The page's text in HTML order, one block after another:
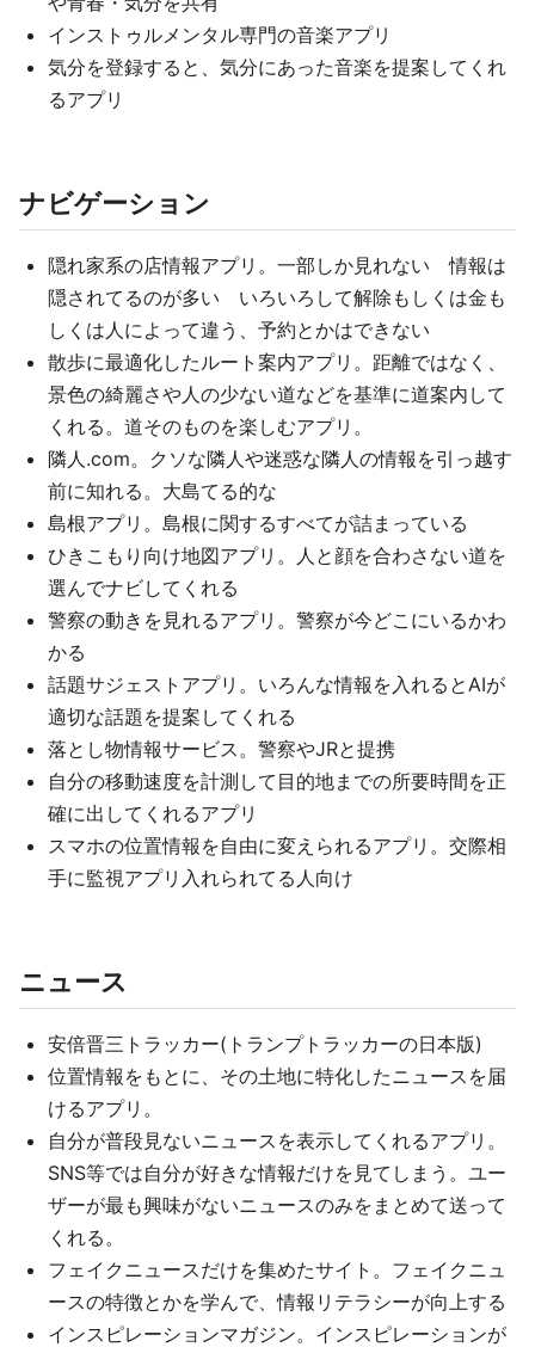
インストゥルメンタル専門の音楽アプリ
気分を登録すると、気分にあった音楽を提案してくれ
るアプリ
ナビゲーション
隠れ家系の店情報アプリ。一部しか見れない 情報は
隠されてるのが多い いろいろして解除もしくは金も
しくは人によって違う、予約とかはできない
散歩に最適化したルート案内アプリ。距離ではなく、
景色の綺麗さや人の少ない道などを基準に道案内して
くれる。道そのものを楽しむアプリ。
隣人.com。クソな隣人や迷惑な隣人の情報を引っ越す
前に知れる。大島てる的な
島根アプリ。島根に関するすべてが詰まっている
ひきこもり向け地図アプリ。人と顔を合わさない道を
選んでナビしてくれる
警察の動きを見れるアプリ。警察が今どこにいるかわ
かる
話題サジェストアプリ。いろんな情報を入れるとAIが
適切な話題を提案してくれる
落とし物情報サービス。警察やJRと提携
自分の移動速度を計測して目的地までの所要時間を正
確に出してくれるアプリ
スマホの位置情報を自由に変えられるアプリ。交際相
手に監視アプリ入れられてる人向け
ニュース
安倍晋三トラッカー(トランプトラッカーの日本版)
位置情報をもとに、その土地に特化したニュースを届
けるアプリ。
自分が普段見ないニュースを表示してくれるアプリ。
SNS等では自分が好きな情報だけを見てしまう。ユー
ザーが最も興味がないニュースのみをまとめて送って
くれる。
フェイクニュースだけを集めたサイト。フェイクニュ
ースの特徴とかを学んで、情報リテラシーが向上する
インスピレーションマガジン。インスピレーションが